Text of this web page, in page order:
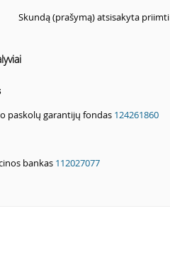
Skundą (prašymą) atsisakyta priimti
paskolų garantijų fondas 124261860
bankas 112027077